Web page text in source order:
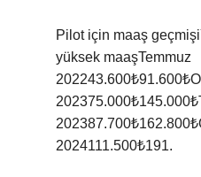
Pilot için maaş
yüksek maaşTemmuz
2024111.500₺191.